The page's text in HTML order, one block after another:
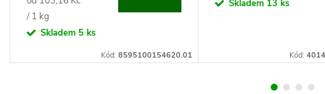
cena:
/ 1 kg
Skladem 5 ks
Kód: 8595100154620.01
Skladem 13 ks
Kód: